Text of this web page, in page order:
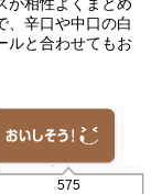
、辛口や中口の白
ルと合わせてもお
575